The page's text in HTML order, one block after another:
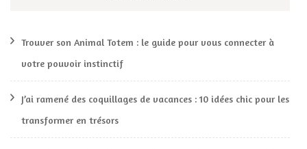
Trouver son Animal Totem : le guide pour vous connecter à
votre pouvoir instinctif
J’ai ramené des coquillages de vacances : 10 idées chic pour les
transformer en trésors